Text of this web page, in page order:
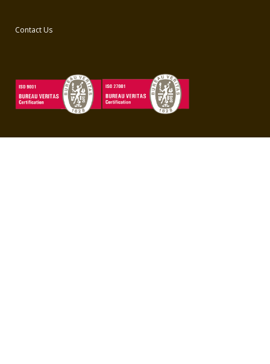
Contact Us